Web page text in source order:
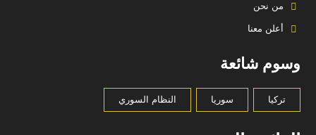
من نحن
أعلن معنا
وسوم شائعة
تركيا سوريا النظام السوري